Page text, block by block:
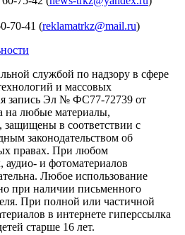
70-41 (reklamatrkz@mail.ru)
службой по надзору в сфере
и массовых
запись Эл № ФС77-72739 от
на любые материалы,
защищены в соответствии с
законодательством об
правах. При любом
аудио- и фотоматериалов
Любое использование
при наличии письменного
При полной или частичной
в интернете гиперссылка
старше 16 лет.